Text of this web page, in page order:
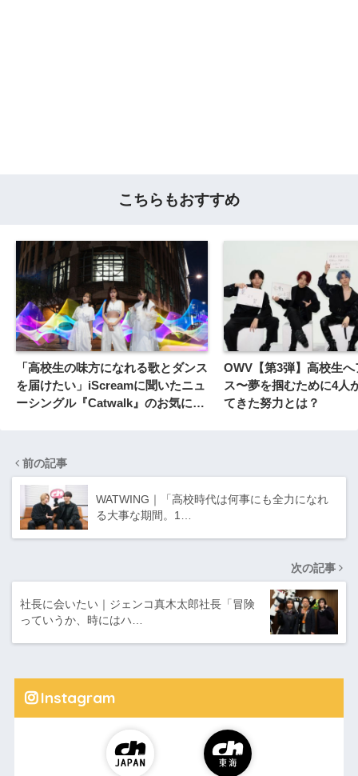
こちらもおすすめ
「高校生の味方になれる歌とダンス
を届けたい」iScreamに聞いたニュ
ーシングル『Catwalk』のお気に入
OWV【第3弾】高校生へ
ス〜夢を掴むために4人
てきた努力とは？
前の記事
WATWING｜「高校時代は何事にも全力になれ
る大事な期間。1…
次の記事
社長に会いたい｜ジェンコ真木太郎社長「冒険
っていうか、時にはハ…
Instagram